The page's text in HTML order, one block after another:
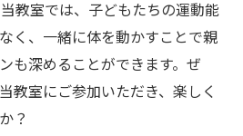
教室では、子どもたちの運動能
く、一緒に体を動かすことで親
も深めることができます。ぜ
教室にご参加いただき、楽しく
？